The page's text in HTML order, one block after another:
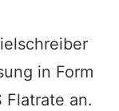
in Form
Flatrate an.